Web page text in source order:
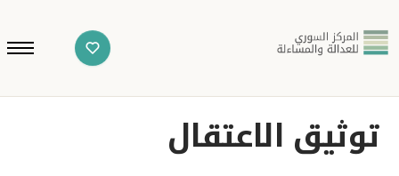
توثيق الاعتقال